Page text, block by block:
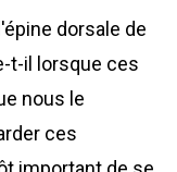
dorsale de
t-il lorsque ces
nous le
ces